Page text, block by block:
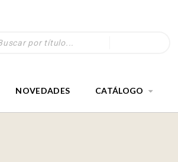
NOVEDADES CATÁLOGO